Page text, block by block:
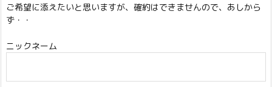
ご希望に添えたいと思いますが、確約はできませんので、あしから
ず・・
ニックネーム